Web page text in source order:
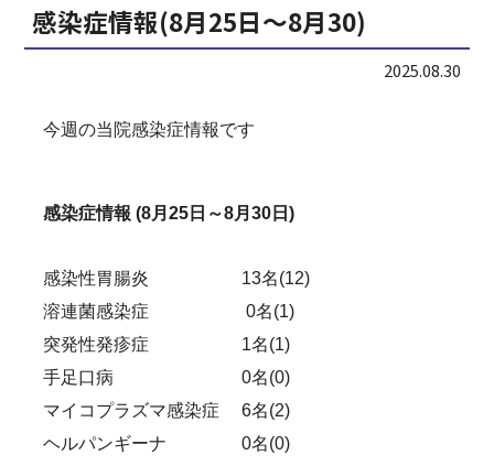
感染症情報(8月25日～8月30)
2025.08.30
今週の当院感染症情報です
感染症情報 (8月25日～8月30日)
感染性胃腸炎 13名(12)
溶連菌感染症 0名(1)
突発性発疹症 1名(1)
手足口病 0名(0)
マイコプラズマ感染症 6名(2)
ヘルパンギーナ 0名(0)